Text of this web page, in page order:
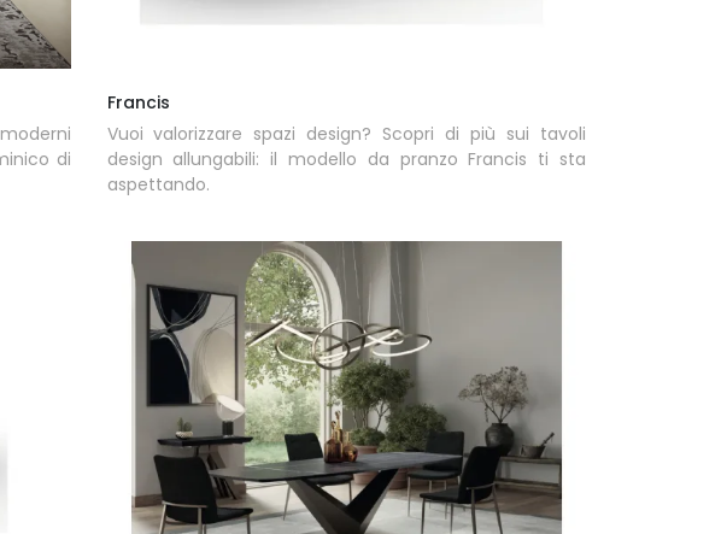
di
Francis
Vuoi valorizzare spazi design? Scopri di più sui tavoli
design allungabili: il modello da pranzo Francis ti sta
aspettando.